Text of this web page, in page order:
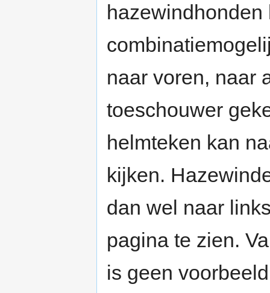
naar voren, naar
toeschouwer
helmteken kan
kijken.
dan wel naar
pagina te zien.
is geen